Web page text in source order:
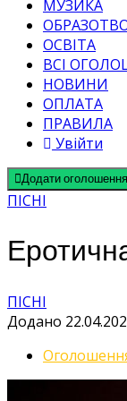
МУЗИКА
ОСВІТА
ВСІ
НОВИНИ
ОПЛАТА
ПРАВИЛА
Увійти
Додати оголошення
ПІСНІ
ПІСНІ
Додано